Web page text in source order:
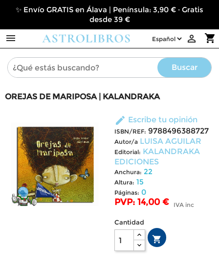
✨ Envío GRATIS en Álava | Península: 3,90 € · Gratis
desde 39 €
 shopping_cart

Buscar
OREJAS DE MARIPOSA | KALANDRAKA
edit Escribe tu opinión
ISBN/REF: 9788496388727
Autor/a LUISA AGUILAR
Editorial: KALANDRAKA
EDICIONES
Anchura: 22
Altura: 15
Páginas: 0
PVP: 14,00 € IVA inc
Cantidad
